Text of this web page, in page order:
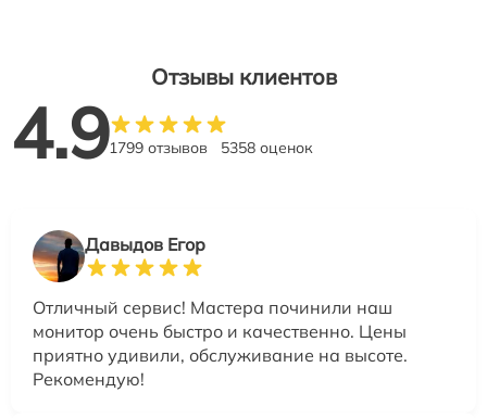
Отзывы клиентов
4.91799 отзывов 5358 оценок
Давыдов Егор
Отличный сервис! Мастера починили наш
монитор очень быстро и качественно. Цены
приятно удивили, обслуживание на высоте.
Рекомендую!